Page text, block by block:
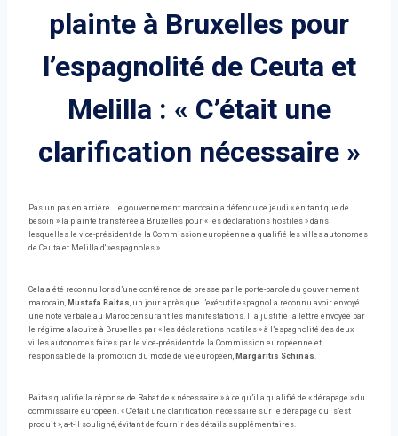
plainte à Bruxelles pour
l’espagnolité de Ceuta et
Melilla : « C’était une
clarification nécessaire »
Pas un pas en arrière. Le gouvernement marocain a défendu ce jeudi « en tant que de
besoin » la plainte transférée à Bruxelles pour « les déclarations hostiles » dans
lesquelles le vice-président de la Commission européenne a qualifié les villes autonomes
de Ceuta et Melilla d' »espagnoles ».
Cela a été reconnu lors d’une conférence de presse par le porte-parole du gouvernement
marocain, Mustafa Baitas, un jour après que l’exécutif espagnol a reconnu avoir envoyé
une note verbale au Maroc censurant les manifestations. Il a justifié la lettre envoyée par
le régime alaouite à Bruxelles par « les déclarations hostiles » à l’espagnolité des deux
villes autonomes faites par le vice-président de la Commission européenne et
responsable de la promotion du mode de vie européen, Margaritis Schinas.
Baitas qualifie la réponse de Rabat de « nécessaire » à ce qu’il a qualifié de « dérapage » du
commissaire européen. « C’était une clarification nécessaire sur le dérapage qui s’est
produit », a-t-il souligné, évitant de fournir des détails supplémentaires.